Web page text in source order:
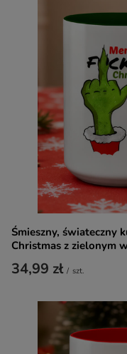
Śmieszny, świateczny
Christmas z zielonym
34,99 zł / szt.